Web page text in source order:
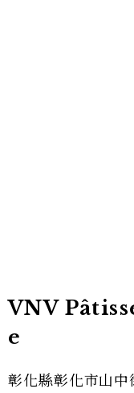
VNV
e
彰化縣彰化市山